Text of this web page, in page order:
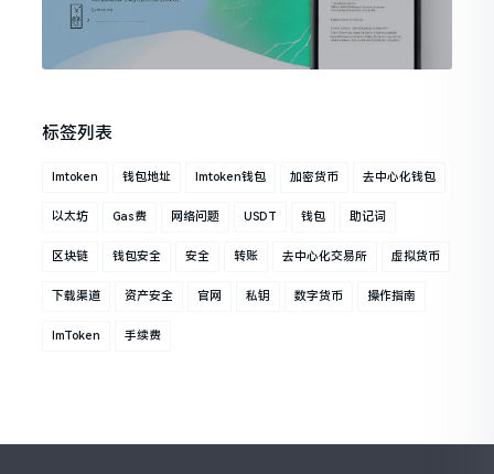
标签列表
Imtoken 钱包地址 Imtoken钱包 加密货币 去中心化钱包
以太坊 Gas费 网络问题 USDT 钱包 助记词
区块链 钱包安全 安全 转账 去中心化交易所 虚拟货币
下载渠道 资产安全 官网 私钥 数字货币 操作指南
ImToken 手续费